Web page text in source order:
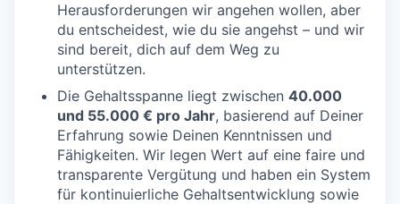
Herausforderungen wir angehen wollen, aber
du entscheidest, wie du sie angehst – und wir
sind bereit, dich auf dem Weg zu
unterstützen.
Die Gehaltsspanne liegt zwischen 40.000
und 55.000 € pro Jahr, basierend auf Deiner
Erfahrung sowie Deinen Kenntnissen und
Fähigkeiten. Wir legen Wert auf eine faire und
transparente Vergütung und haben ein System
für kontinuierliche Gehaltsentwicklung sowie